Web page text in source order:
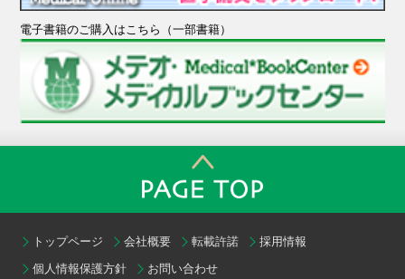
電子書籍のご購入はこちら（一部書籍）
トップページ 会社概要 転載許諾
採用情報
個人情報保護方針
お問い合わせ